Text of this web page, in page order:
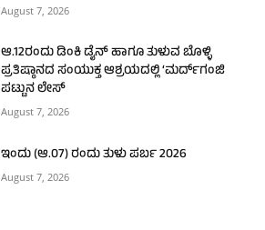
August 7, 2026
ಆ.12ರಂದು ಡಿಂಕಿ ಡೈನ್ ಹಾಗೂ ತುಳುವ ಬೊಳ್ಳಿ
ಪ್ರತಿಷ್ಠಾನದ ಸಂಯುಕ್ತ ಆಶ್ರಯದಲ್ಲಿ ‘ಮರ್ದ್‌ಗಂಜಿ
ಪಟ್ಟುನ ಲೇಸ್‌
August 7, 2026
ಇಂದು (ಆ.07) ರಂದು ತುಳು ಪರ್ಬ 2026
August 7, 2026